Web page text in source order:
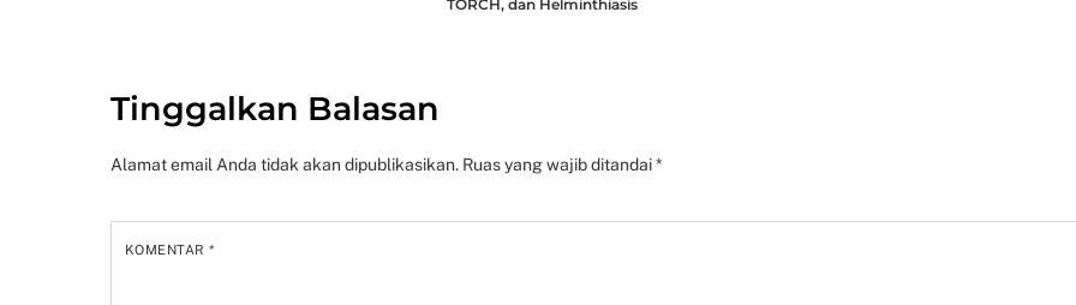
TORCH, dan Helminthiasis
Tinggalkan Balasan
Alamat email Anda tidak akan dipublikasikan. Ruas yang wajib ditandai*
KOMENTAR*